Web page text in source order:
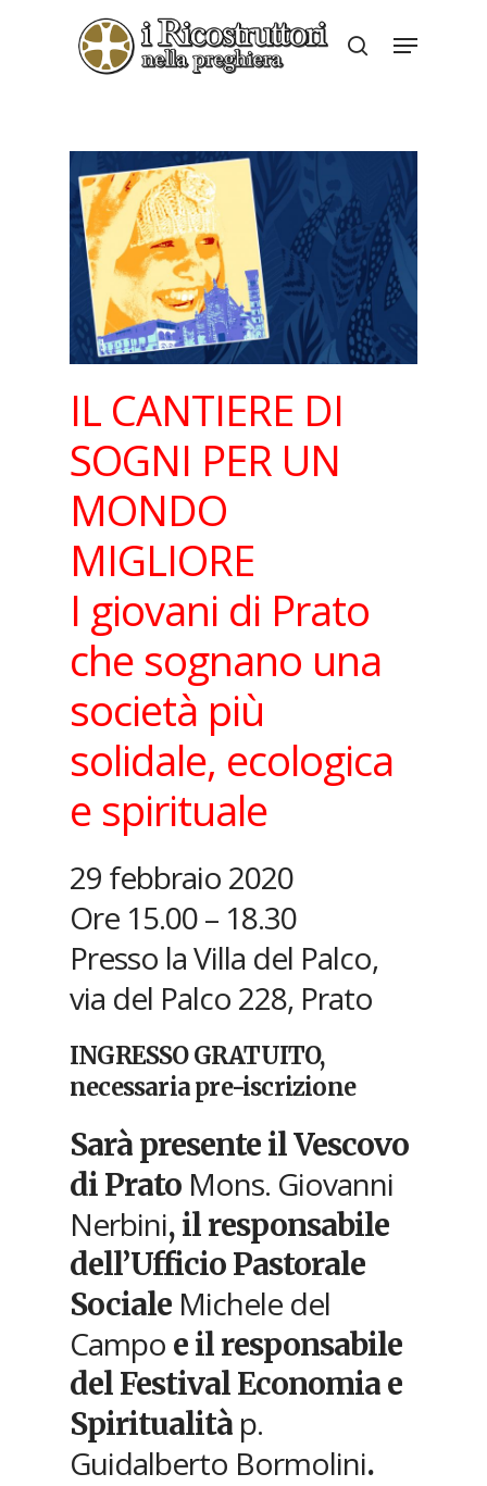
search
Menu
IL CANTIERE DI
SOGNI PER UN
MONDO
MIGLIORE
I giovani di Prato
che sognano una
società più
solidale, ecologica
e spirituale
29 febbraio 2020
Ore 15.00 – 18.30
Presso la Villa del Palco,
via del Palco 228, Prato
INGRESSO GRATUITO,
necessaria pre-iscrizione
Sarà presente il Vescovo
di Prato Mons. Giovanni
Nerbini, il responsabile
dell’Ufficio Pastorale
Sociale Michele del
Campo e il responsabile
del Festival Economia e
Spiritualità p.
Guidalberto Bormolini.